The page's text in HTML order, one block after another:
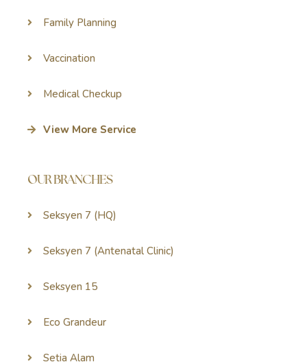
Family Planning
Vaccination
Medical Checkup
View More Service
OUR BRANCHES
Seksyen 7 (HQ)
Seksyen 7 (Antenatal Clinic)
Seksyen 15
Eco Grandeur
Setia Alam